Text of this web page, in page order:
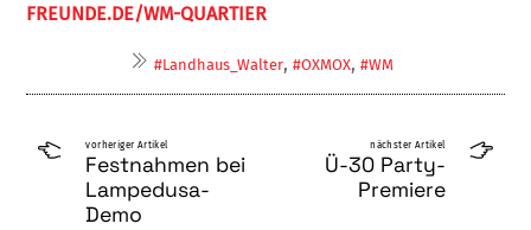
FREUNDE.DE/WM-QUARTIER
#Landhaus_Walter, #OXMOX, #WM
vorheriger Artikel
Festnahmen bei
Lampedusa-
Demo
nächster Artikel
Ü-30 Party-
Premiere